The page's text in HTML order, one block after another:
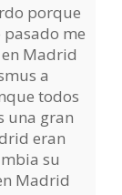
porque
me
Madrid
a
todos
una gran
eran
su
Madrid